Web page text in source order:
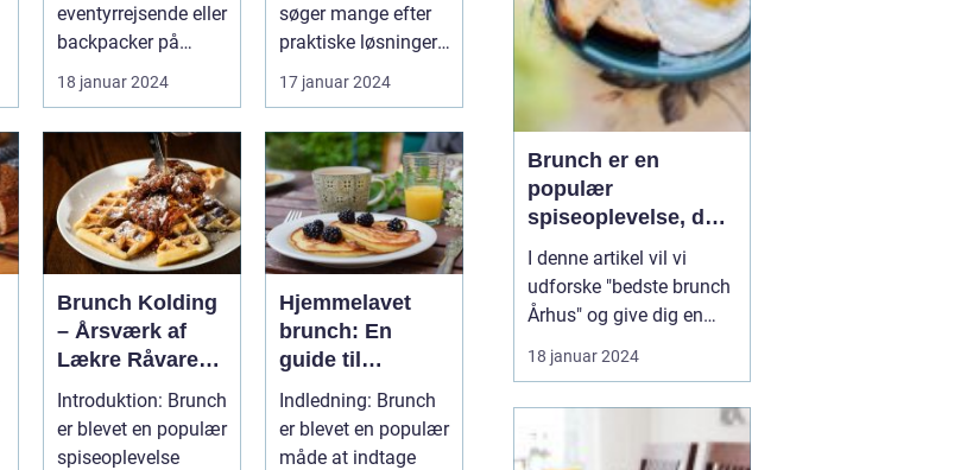
eventyrrejsende eller
backpacker på
udkig efter en
uforglemmelig
gastronom...
18 januar 2024
søger mange efter
praktiske løsninger,
der giver dem
mulighed fo...
17 januar 2024
Brunch Kolding
– Årsværk af
Lækre Råvarer
og Kokkerier
Introduktion: Brunch
er blevet en populær
spiseoplevelse
Hjemmelavet
brunch: En
guide til
morgenmadens
fornøjelse
Indledning: Brunch
er blevet en populær
måde at indtage
Brunch er en
populær
spiseoplevelse, der
kombinerer det
bedste fra
morgenmad og
frokost i én måltid
I denne artikel vil vi
udforske "bedste brunch
Århus" og give dig en
dybdegående
præsentation af denne
oplevelse, der vil gøre
enhver eventyrrejsende
18 januar 2024